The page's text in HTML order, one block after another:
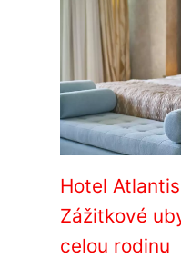
Hotel
Zážitkové
celou rodinu